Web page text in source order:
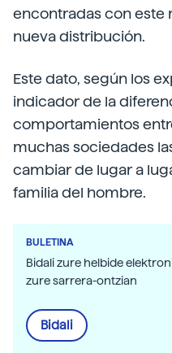
encontradas con este
nueva distribución.
Este dato, según los
indicador de la
comportamientos
muchas sociedades
cambiar de lugar a
familia del hombre.
BULETINA
Bidali zure helbide
zure sarrera-ontzian
Bidali